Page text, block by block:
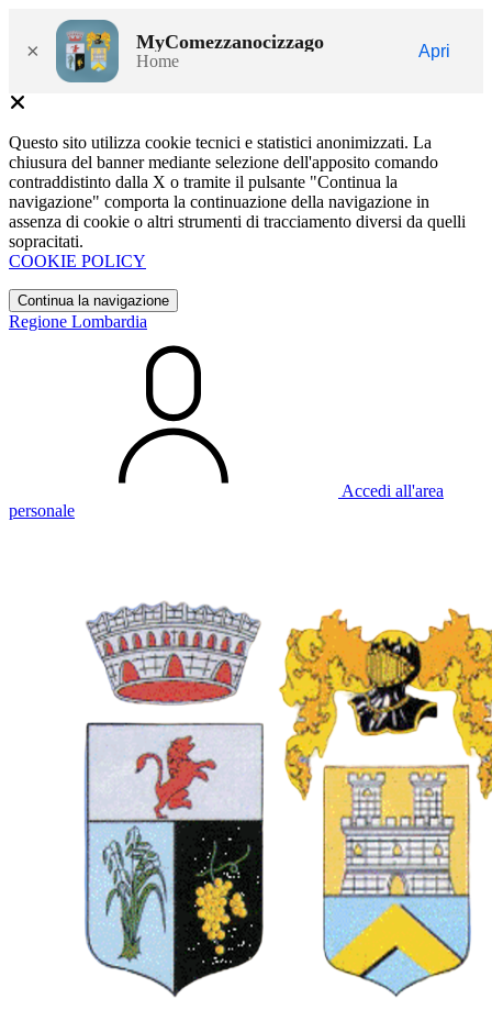
× MyComezzanocizzago
Home
Apri
Questo sito utilizza cookie tecnici e statistici anonimizzati. La
chiusura del banner mediante selezione dell'apposito comando
contraddistinto dalla X o tramite il pulsante "Continua la
navigazione" comporta la continuazione della navigazione in
assenza di cookie o altri strumenti di tracciamento diversi da quelli
sopracitati.
COOKIE POLICY
Continua la navigazione
Regione Lombardia
Accedi all'area
personale